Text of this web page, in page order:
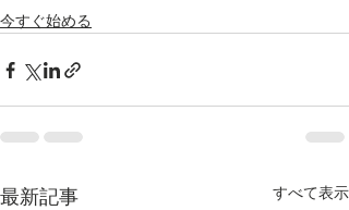
今すぐ始める
最新記事 すべて表示